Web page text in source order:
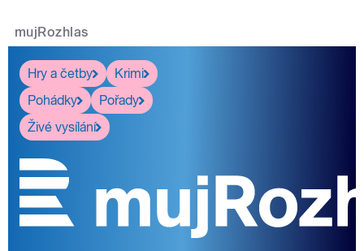
mujRozhlas
Hry a četby
Krimi
Pohádky
Pořady
Živé vysílání